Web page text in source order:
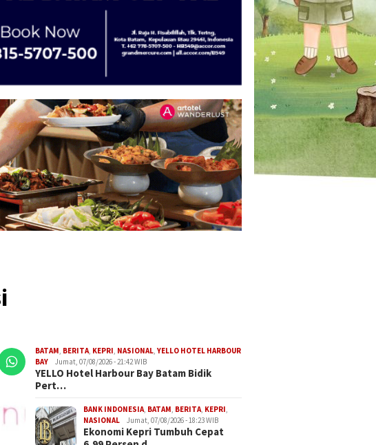
BATAM, BERITA, KEPRI, NASIONAL,YELLO HOTEL HARBOUR
BAY
Jumat, 07/08/2026 - 21:42 WIB
YELLO Hotel Harbour Bay Batam Bidik
Pert…
BANK INDONESIA, BATAM, BERITA, KEPRI,
NASIONAL
Jumat, 07/08/2026 - 18:23 WIB
Ekonomi Kepri Tumbuh Cepat